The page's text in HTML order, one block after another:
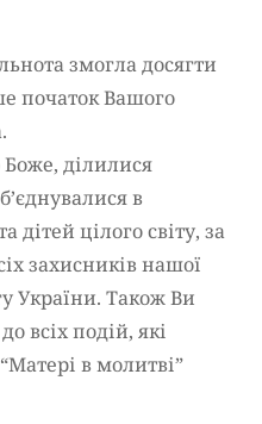
змогла досягти
початок Вашого
ділилися
в
дітей цілого світу, за
захисників нашої
України. Також Ви
всіх подій, які
в молитві”